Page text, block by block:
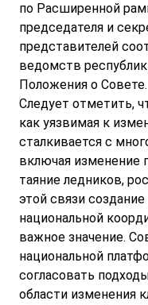
по Расширенной
председателя и
представителей
ведомств
Положения о Совете.
Следует отметить,
как уязвимая к
сталкивается с
включая изменение
таяние ледников,
этой связи
национальной
важное значение.
национальной
согласовать
области изменения